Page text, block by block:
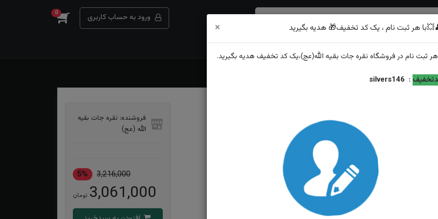
ورود به حساب کاربری 0
رادیوم رزگلد
ویژگی‌های محصول
عیار نقره: ۹۲۵
توضیحات: ارسال رایگان
فروشنده: نقره جات بقیه
الله (عج)
3,216,000
5%
3,061,000 تومان
هر ثبت نام ، یک کد تخفیف🎁 هدیه بگیرید ×
ثبت نام در فروشگاه نقره جات بقیه الله(عج)،یک کد تخفیف هدیه بگیرید.
:
silvers146